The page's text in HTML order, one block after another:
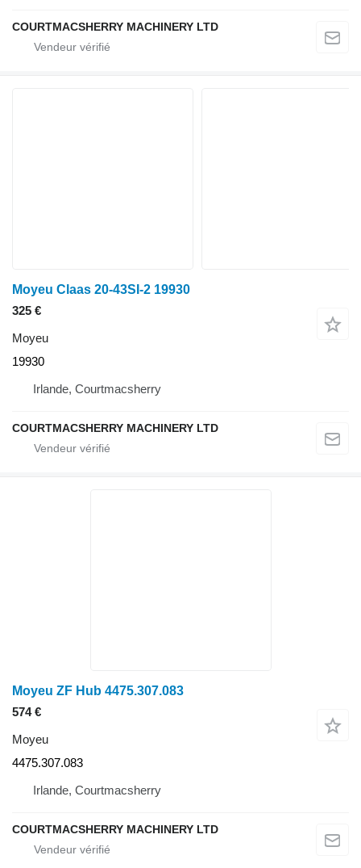
COURTMACSHERRY MACHINERY LTD
Moyeu Claas 20-43SI-2 19930
325 €
Moyeu
19930
Irlande, Courtmacsherry
COURTMACSHERRY MACHINERY LTD
Moyeu ZF Hub 4475.307.083
574 €
Moyeu
4475.307.083
Irlande, Courtmacsherry
COURTMACSHERRY MACHINERY LTD